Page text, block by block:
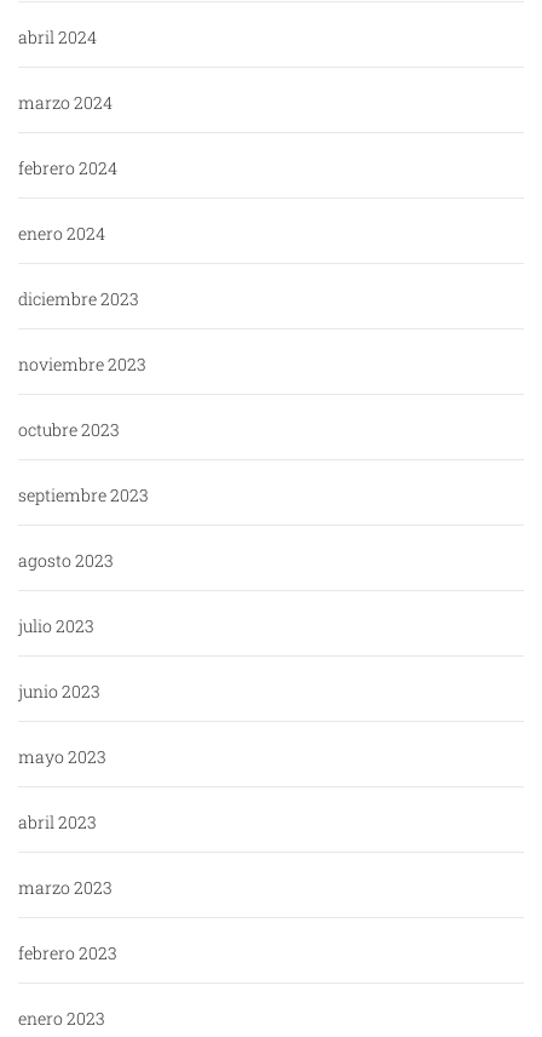
abril 2024
marzo 2024
febrero 2024
enero 2024
diciembre 2023
noviembre 2023
octubre 2023
septiembre 2023
agosto 2023
julio 2023
junio 2023
mayo 2023
abril 2023
marzo 2023
febrero 2023
enero 2023